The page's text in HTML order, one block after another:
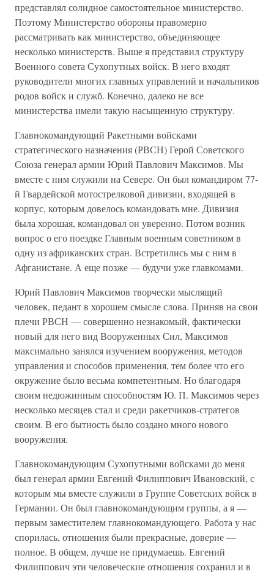
представлял солидное самостоятельное министерство.
Поэтому Министерство обороны правомерно
рассматривать как министерство, объединяющее
несколько министерств. Выше я представил структуру
Военного совета Сухопутных войск. В него входят
руководители многих главных управлений и начальников
родов войск и служб. Конечно, далеко не все
министерства имели такую насыщенную структуру.
Главнокомандующий Ракетными войсками
стратегического назначения (РВСН) Герой Советского
Союза генерал армии Юрий Павлович Максимов. Мы
вместе с ним служили на Севере. Он был командиром 77-
й Гвардейской мотострелковой дивизии, входящей в
корпус, которым довелось командовать мне. Дивизия
была хорошая, командовал он уверенно. Потом возник
вопрос о его поездке Главным военным советником в
одну из африканских стран. Встретились мы с ним в
Афганистане. А еще позже — будучи уже главкомами.
Юрий Павлович Максимов творчески мыслящий
человек, педант в хорошем смысле слова. Приняв на свои
плечи РВСН — совершенно незнакомый, фактически
новый для него вид Вооруженных Сил, Максимов
максимально занялся изучением вооружения, методов
управления и способов применения, тем более что его
окружение было весьма компетентным. Но благодаря
своим недюжинным способностям Ю. П. Максимов через
несколько месяцев стал и среди ракетчиков-стратегов
своим. В его бытность было создано много нового
вооружения.
Главнокомандующим Сухопутными войсками до меня
был генерал армии Евгений Филиппович Ивановский, с
которым мы вместе служили в Группе Советских войск в
Германии. Он был главнокомандующим группы, а я —
первым заместителем главнокомандующего. Работа у нас
спорилась, отношения были прекрасные, доверие —
полное. В общем, лучше не придумаешь. Евгений
Филиппович эти человеческие отношения сохранил и в